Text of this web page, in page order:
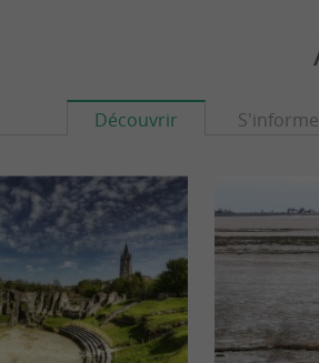
Découvrir